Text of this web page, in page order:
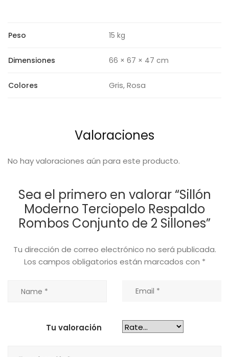
Peso 15 kg
Dimensiones 66 × 67 × 47 cm
Colores Gris, Rosa
Valoraciones
No hay valoraciones aún para este producto.
Sea el primero en valorar “Sillón
Moderno Terciopelo Respaldo
Rombos Conjunto de 2 Sillones”
Tu dirección de correo electrónico no será publicada.
Los campos obligatorios están marcados con *
Tu valoración